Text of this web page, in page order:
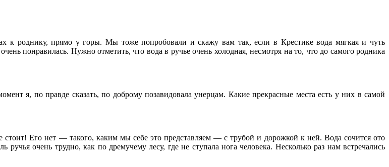
к роднику, прямо у горы. Мы тоже попробовали и скажу вам так, если в Крестике вода мягкая и чуть
понравилась. Нужно отметить, что вода в ручье очень холодная, несмотря на то, что до самого родника
я, по правде сказать, по доброму позавидовала унерцам. Какие прекрасные места есть у них в самой
Его нет — такого, каким мы себе это представляем — с трубой и дорожкой к ней. Вода сочится ото
очень трудно, как по дремучему лесу, где не ступала нога человека. Несколько раз нам встречались